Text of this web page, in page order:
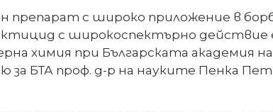
препарат с широко приложение в
с широкоспектърно
химия при Българската академия
за БТА проф. д-р на науките Пенка